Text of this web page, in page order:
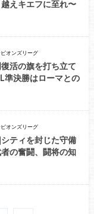
えキエフに至れ〜
オンズリーグ
活の旗を打ち立て
準決勝はローマとの
オンズリーグ
ティを封じた守備
の奮闘、闘将の知